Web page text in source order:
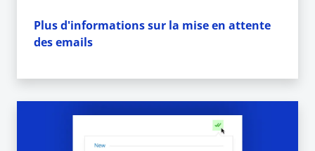
Plus d'informations sur la mise en attente
des emails